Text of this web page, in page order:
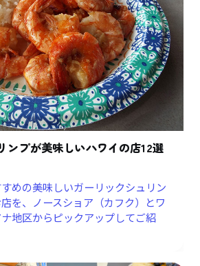
ンプが美味しいハワイの店12選
めの美味しいガーリックシュリン
を、ノースショア（カフク）とワ
地区からピックアップしてご紹